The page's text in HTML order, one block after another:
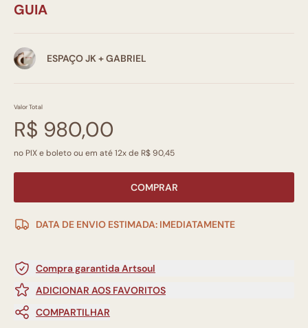
GUIA
ESPAÇO JK + GABRIEL
Valor Total
R$ 980,00
no PIX e boleto ou em até 12x de R$ 90,45
COMPRAR
DATA DE ENVIO ESTIMADA: IMEDIATAMENTE
Compra garantida Artsoul
ADICIONAR AOS FAVORITOS
COMPARTILHAR